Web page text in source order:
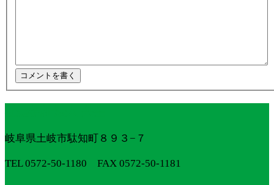
岐阜県土岐市駄知町８９３−７
TEL 0572-50-1180 FAX 0572-50-1181